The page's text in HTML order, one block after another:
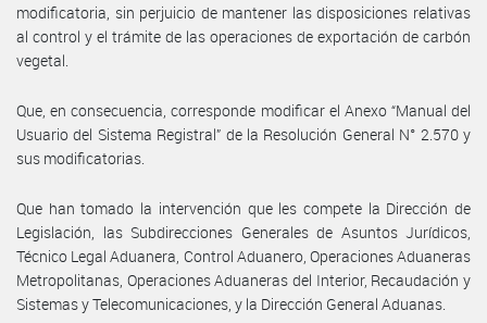
modificatoria, sin perjuicio de mantener las disposiciones relativas
al control y el trámite de las operaciones de exportación de carbón
vegetal.
Que, en consecuencia, corresponde modificar el Anexo “Manual del
Usuario del Sistema Registral” de la Resolución General N° 2.570 y
sus modificatorias.
Que han tomado la intervención que les compete la Dirección de
Legislación, las Subdirecciones Generales de Asuntos Jurídicos,
Técnico Legal Aduanera, Control Aduanero, Operaciones Aduaneras
Metropolitanas, Operaciones Aduaneras del Interior, Recaudación y
Sistemas y Telecomunicaciones, y la Dirección General Aduanas.